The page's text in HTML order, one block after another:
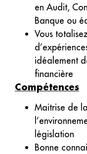
en Audit,
Banque ou
Vous
idéalement
financière
Compétences
Maitrise de
législation
Bonne